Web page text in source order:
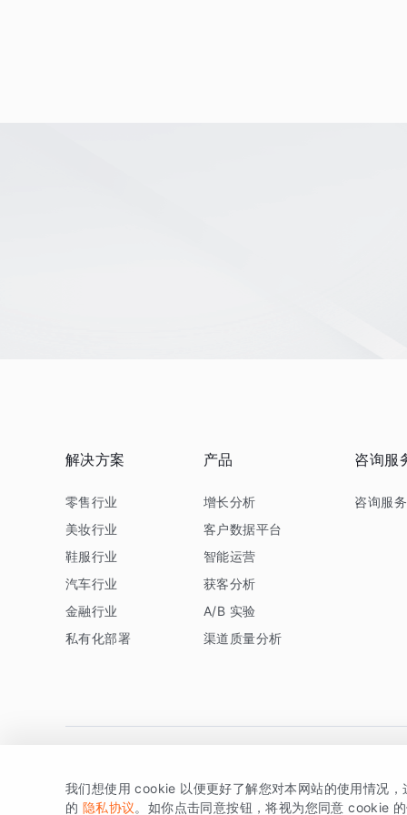
解决方案
零售行业
美妆行业
鞋服行业
汽车行业
金融行业
私有化部署
产品
增长分析
客户数据平台
智能运营
获客分析
A/B 实验
渠道质量分析
咨询服
咨询服务
版权所有 © 北京易数科技有限公司SDK相关说明 京ICP备
我们想使用 cookie 以便更好了解您对本网站的使用情况
的 隐私协议。如你点击同意按钮，将视为您同意 cookie 的